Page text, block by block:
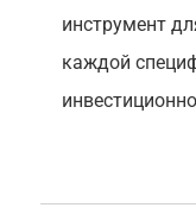
инструмент
каждой